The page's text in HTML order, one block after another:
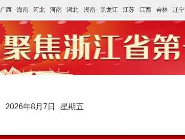
广西 海南 河北 河南 湖北 湖南 黑龙江 江苏 江西 吉林 辽宁
2026年8月7日 星期五